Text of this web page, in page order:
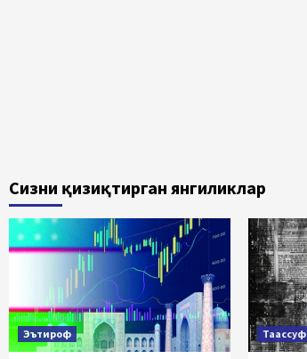
Сизни қизиқтирган янгиликлар
Эътироф Таассуф